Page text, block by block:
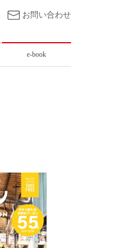
お問い合わせ
e-book